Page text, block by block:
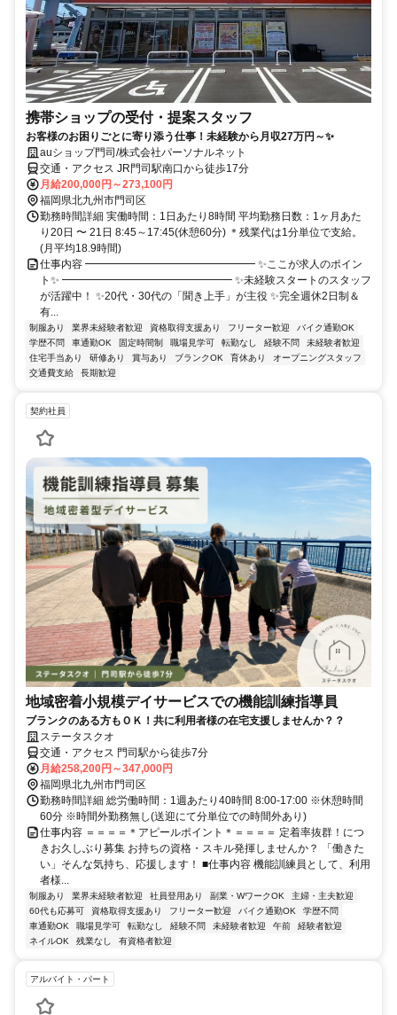
携帯ショップの受付・提案スタッフ
お客様のお困りごとに寄り添う仕事！未経験から月収27万円～✨
auショップ門司/株式会社パーソナルネット
交通・アクセス JR門司駅南口から徒歩17分
月給200,000円～273,100円
福岡県北九州市門司区
勤務時間詳細 実働時間：1日あたり8時間 平均勤務日数：1ヶ月あた
り20日 〜 21日 8:45～17:45(休憩60分) ＊残業代は1分単位で支給。
(月平均18.9時間)
仕事内容 ━━━━━━━━━━━━━━━━ ✨ここが求人のポイン
ト✨ ━━━━━━━━━━━━━━━━ ✨未経験スタートのスタッフ
が活躍中！ ✨20代・30代の「聞き上手」が主役 ✨完全週休2日制＆
有...
制服あり 業界未経験者歓迎 資格取得支援あり フリーター歓迎
バイク通勤OK
学歴不問
車通勤OK 固定時間制 職場見学可 転勤なし 経験不問
未経験者歓迎
住宅手当あり
研修あり 賞与あり ブランクOK 育休あり
オープニングスタッフ
交通費支給
長期歓迎
契約社員
地域密着小規模デイサービスでの機能訓練指導員
ブランクのある方もＯＫ！共に利用者様の在宅支援しませんか？？
ステータスクオ
交通・アクセス 門司駅から徒歩7分
月給258,200円～347,000円
福岡県北九州市門司区
勤務時間詳細 総労働時間：1週あたり40時間 8:00-17:00 ※休憩時間
60分 ※時間外勤務無し(送迎にて分単位での時間外あり)
仕事内容 ＝＝＝＝＊アピールポイント＊＝＝＝＝ 定着率抜群！につ
きお久しぶり募集 お持ちの資格・スキル発揮しませんか？ 「働きた
い」そんな気持ち、応援します！ ■仕事内容 機能訓練員として、利用
者様...
制服あり 業界未経験者歓迎 社員登用あり 副業・WワークOK
主婦・主夫歓迎
60代も応募可
資格取得支援あり フリーター歓迎 バイク通勤OK
学歴不問
車通勤OK
職場見学可 転勤なし 経験不問 未経験者歓迎 午前
経験者歓迎
ネイルOK
残業なし 有資格者歓迎
アルバイト・パート